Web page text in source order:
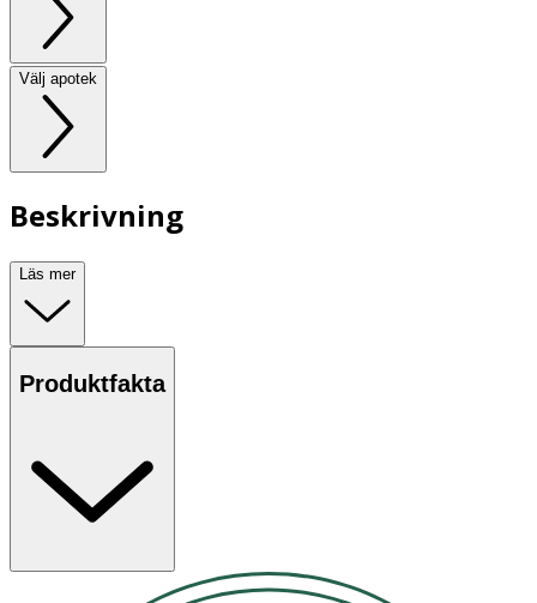
Välj apotek
Beskrivning
Läs mer
Produktfakta